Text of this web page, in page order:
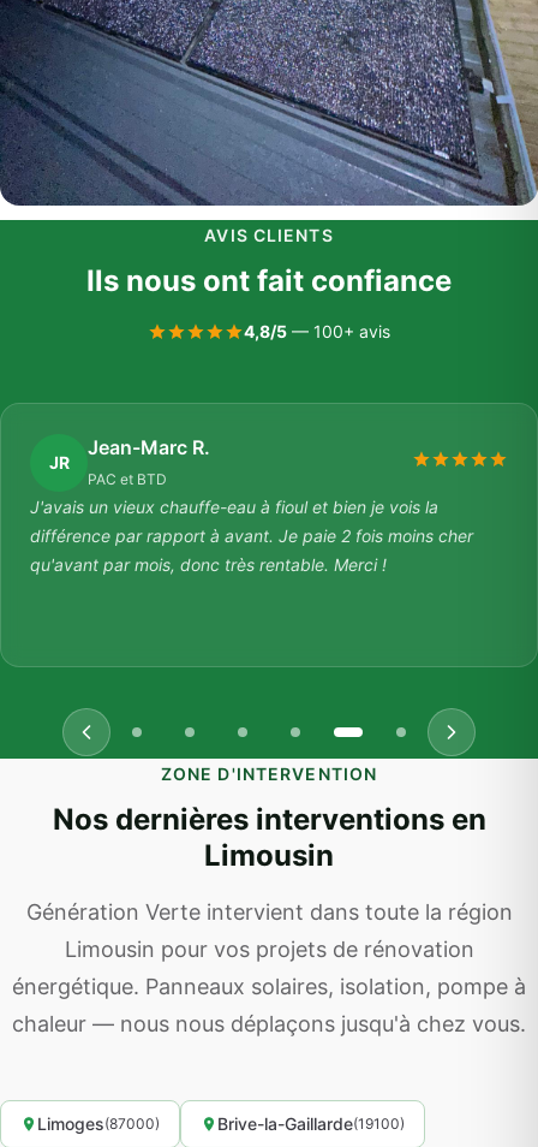
AVIS CLIENTS
Ils nous ont fait confiance
4,8/5 — 100+ avis
JR
Jean-Marc R.
PAC et BTD
J'avais un vieux chauffe-eau à fioul et bien je vois la
différence par rapport à avant. Je paie 2 fois moins cher
qu'avant par mois, donc très rentable. Merci !
ZONE D'INTERVENTION
Nos dernières interventions en
Limousin
Génération Verte intervient dans toute la région
Limousin pour vos projets de rénovation
énergétique. Panneaux solaires, isolation, pompe à
chaleur — nous nous déplaçons jusqu'à chez vous.
Limoges(87000) Brive-la-Gaillarde(19100)